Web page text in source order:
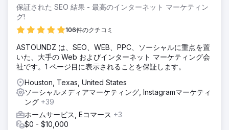
保証された SEO 結果 - 最高のインターネット マーケティン
グ!
106件のクチコミ
ASTOUNDZ は、SEO、WEB、PPC、ソーシャルに重点を置
いた、大手の Web およびインターネット マーケティング会
社です。1 ページ目に表示されることを保証します。
Houston, Texas, United States
ソーシャルメディアマーケティング, Instagramマーケティ
ング +39
ホームサービス, Eコマース +3
$0 - $10,000